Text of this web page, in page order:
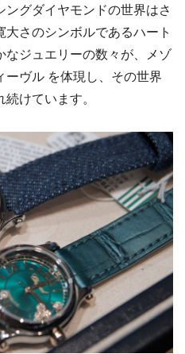
グダイヤモンドの世界はさ
さのシンボルであるハート
ジュエリーの数々が、メゾ
ヴル を体現し、その世界
けています。